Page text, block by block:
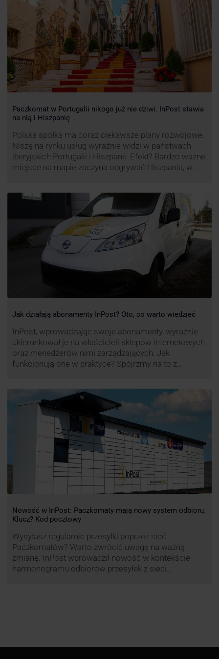
wprowadzić również InPost. To wzbudziło ogromny
sprzeciw pracowników …
Paczkomat w Portugalii nikogo już nie dziwi. InPost stawia
na nią i Hiszpanię
Polska spółka ma coraz ciekawsze plany rozwojowe.
Niszę na rynku usług wyraźnie widzi w państwach
iberyjskich Portugalii i Hiszpanii. Efekt? Bardzo ważne
miejsce na mapie zaczyna odgrywać Hiszpania, w
Jak działają abonamenty InPost? Oto, co warto wiedzieć
InPost, wprowadzając swoje abonamenty, wyraźnie
ukierunkował je na właścicieli sklepów internetowych
oraz menedżerów nimi zarządzających. Jak
funkcjonują one w praktyce? Spójrzmy na to z
Nowość w InPost: Paczkomaty mają nowy system odbioru.
Klucz? Kod pocztowy
Wysyłasz regularnie przesyłki poprzez sieć
Paczkomatów? Warto zwrócić uwagę na ważną
zmianę. InPost wprowadził nowość w kontekście
harmonogramu odbiorów przesyłek z sieci